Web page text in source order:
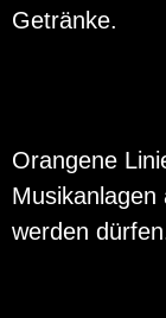
Getränke.
Orangene
werden